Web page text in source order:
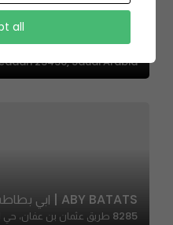
Ahmad As Sidayri, As
23436, Saudi Arabia
ABY BATATS | ابي بطاطس
all